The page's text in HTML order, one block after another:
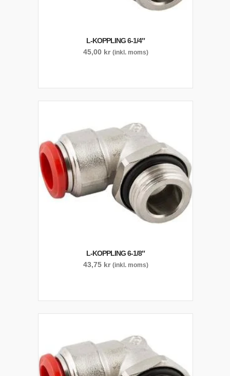
L-KOPPLING 6-1/4″
45,00 kr (inkl. moms)
L-KOPPLING 6-1/8″
43,75 kr (inkl. moms)